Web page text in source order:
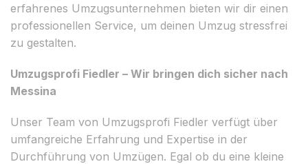
erfahrenes Umzugsunternehmen bieten wir dir einen
professionellen Service, um deinen Umzug stressfrei
zu gestalten.
Umzugsprofi Fiedler – Wir bringen dich sicher nach
Messina
Unser Team von Umzugsprofi Fiedler verfügt über
umfangreiche Erfahrung und Expertise in der
Durchführung von Umzügen. Egal ob du eine kleine